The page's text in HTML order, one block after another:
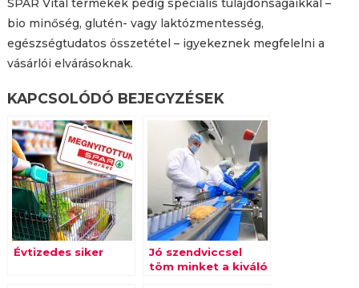
SPAR Vital termékek pedig speciális tulajdonságaikkal –
bio minőség, glutén- vagy laktózmentesség,
egészségtudatos összetétel – igyekeznek megfelelni a
vásárlói elvárásoknak.
KAPCSOLÓDÓ BEJEGYZÉSEK
Évtizedes siker
Jó szendviccsel
töm minket a kiváló